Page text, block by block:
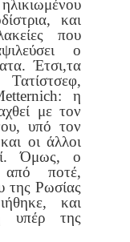
και
που
ο
Έτσι,τα
η
με τον
υπό τον
οι άλλοι
Όμως, ο
από ποτέ,
της Ρωσίας
και
υπέρ της